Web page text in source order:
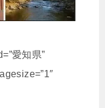
愛知県”